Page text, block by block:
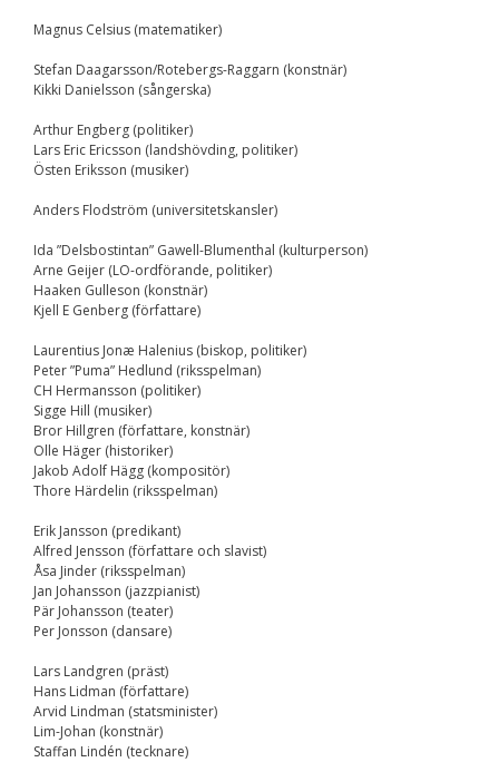
Magnus Celsius (matematiker)
Stefan Daagarsson/Rotebergs-Raggarn (konstnär)
Kikki Danielsson (sångerska)
Arthur Engberg (politiker)
Lars Eric Ericsson (landshövding, politiker)
Östen Eriksson (musiker)
Anders Flodström (universitetskansler)
Ida ”Delsbostintan” Gawell-Blumenthal (kulturperson)
Arne Geijer (LO-ordförande, politiker)
Haaken Gulleson (konstnär)
Kjell E Genberg (författare)
Laurentius Jonæ Halenius (biskop, politiker)
Peter ”Puma” Hedlund (riksspelman)
CH Hermansson (politiker)
Sigge Hill (musiker)
Bror Hillgren (författare, konstnär)
Olle Häger (historiker)
Jakob Adolf Hägg (kompositör)
Thore Härdelin (riksspelman)
Erik Jansson (predikant)
Alfred Jensson (författare och slavist)
Åsa Jinder (riksspelman)
Jan Johansson (jazzpianist)
Pär Johansson (teater)
Per Jonsson (dansare)
Lars Landgren (präst)
Hans Lidman (författare)
Arvid Lindman (statsminister)
Lim-Johan (konstnär)
Staffan Lindén (tecknare)
För att vi ska
kunna
och
används.
För att vår
hemsida ska